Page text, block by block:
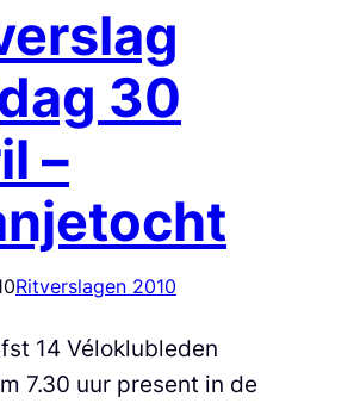
30
–
Ritverslagen 2010
14 Véloklubleden
7.30 uur present in de